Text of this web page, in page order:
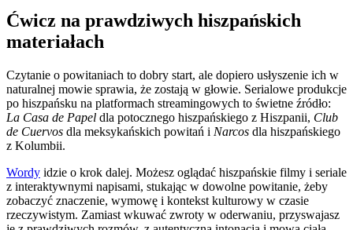
Ćwicz na prawdziwych hiszpańskich
materiałach
Czytanie o powitaniach to dobry start, ale dopiero usłyszenie ich w
naturalnej mowie sprawia, że zostają w głowie. Serialowe produkcje
po hiszpańsku na platformach streamingowych to świetne źródło:
La Casa de Papel dla potocznego hiszpańskiego z Hiszpanii, Club
de Cuervos dla meksykańskich powitań i Narcos dla hiszpańskiego
z Kolumbii.
Wordy idzie o krok dalej. Możesz oglądać hiszpańskie filmy i seriale
z interaktywnymi napisami, stukając w dowolne powitanie, żeby
zobaczyć znaczenie, wymowę i kontekst kulturowy w czasie
rzeczywistym. Zamiast wkuwać zwroty w oderwaniu, przyswajasz